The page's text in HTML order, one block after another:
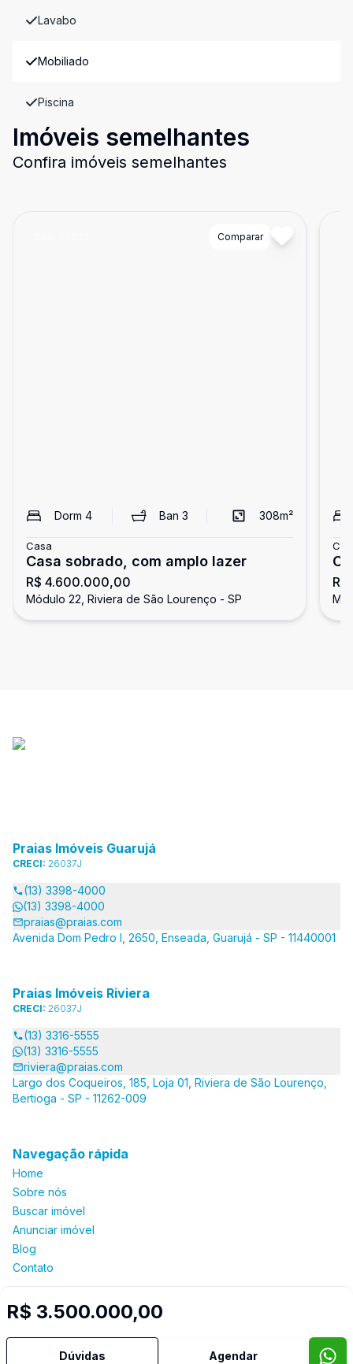
Lavabo
Mobiliado
Piscina
Imóveis semelhantes
Confira imóveis semelhantes
Comparar
Dorm 4 Ban3 308m²
Casa
Casa sobrado, com amplo lazer
R$ 4.600.000,00
Módulo 22, Riviera de São Lourenço - SP
R$ 3.500.000,00
Dúvidas Agendar
Praias Imóveis Guarujá
CRECI: 26037J
(13) 3398-4000
(13) 3398-4000
praias@praias.com
Avenida Dom Pedro I, 2650, Enseada, Guarujá - SP - 11440001
Praias Imóveis Riviera
CRECI: 26037J
(13) 3316-5555
(13) 3316-5555
riviera@praias.com
Largo dos Coqueiros, 185, Loja 01, Riviera de São Lourenço,
Bertioga - SP - 11262-009
Navegação rápida
Home
Sobre nós
Buscar imóvel
Anunciar imóvel
Blog
Contato
Selo de Tecnologia Loft